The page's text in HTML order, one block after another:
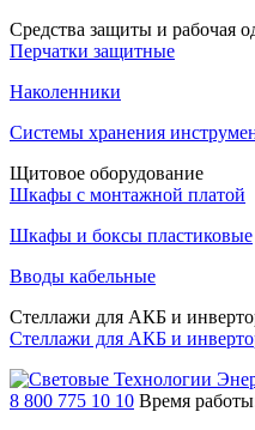
Средства защиты и рабочая
Перчатки защитные
Наколенники
Системы хранения
Щитовое оборудование
Шкафы с монтажной платой
Шкафы и боксы пластиковые
Вводы кабельные
Стеллажи для АКБ и
Стеллажи для АКБ и
8 800 775 10 10 Время